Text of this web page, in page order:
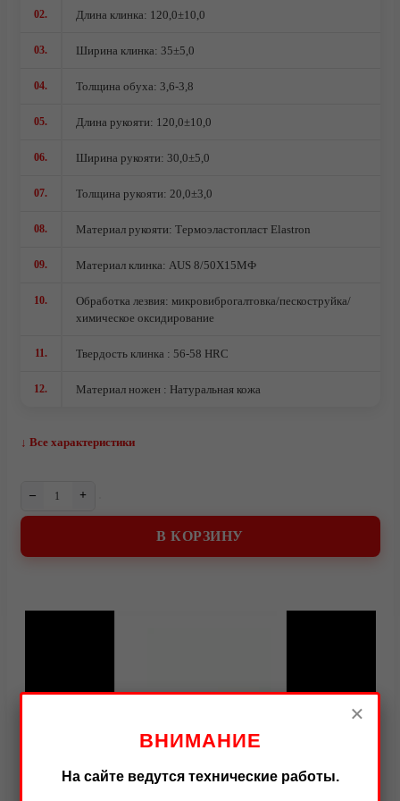
Ножи кованые из стали 95Х18
Ножи из стали AUS10Co
О компании
Видео
02. Длина клинка: 120,0±10,0
03. Ширина клинка: 35±5,0
04. Толщина обуха: 3,6-3,8
05. Длина рукояти: 120,0±10,0
06. Ширина рукояти: 30,0±5,0
07. Толщина рукояти: 20,0±3,0
08. Материал рукояти: Термоэластопласт Elastron
09. Материал клинка: AUS 8/50Х15МФ
10.
Обработка лезвия: микровиброгалтовка/пескоструйка/
химическое оксидирование
11. Твердость клинка : 56-58 HRC
12. Материал ножен : Натуральная кожа
↓ Все характеристики
– +
В КОРЗИНУ
×
ВНИМАНИЕ
На сайте ведутся технические работы.